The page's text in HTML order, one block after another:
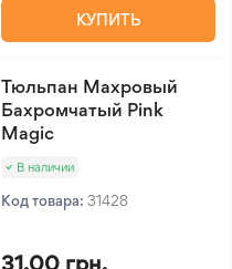
КУПИТЬ
Тюльпан Махровый
Бахромчатый Pink
Magic
В наличии
Код товара: 31428
31.00 грн.